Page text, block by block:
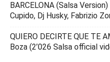
BARCELONA (Salsa
Cupido, Dj Husky, Fabrizio
QUIERO DECIRTE QUE TE
Boza (2’026 Salsa official